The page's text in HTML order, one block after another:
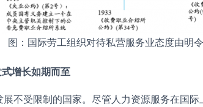
图：国际劳工组织对待私营服务业态度由明
增长如期而至
不受限制的国家。尽管人力资源服务在国